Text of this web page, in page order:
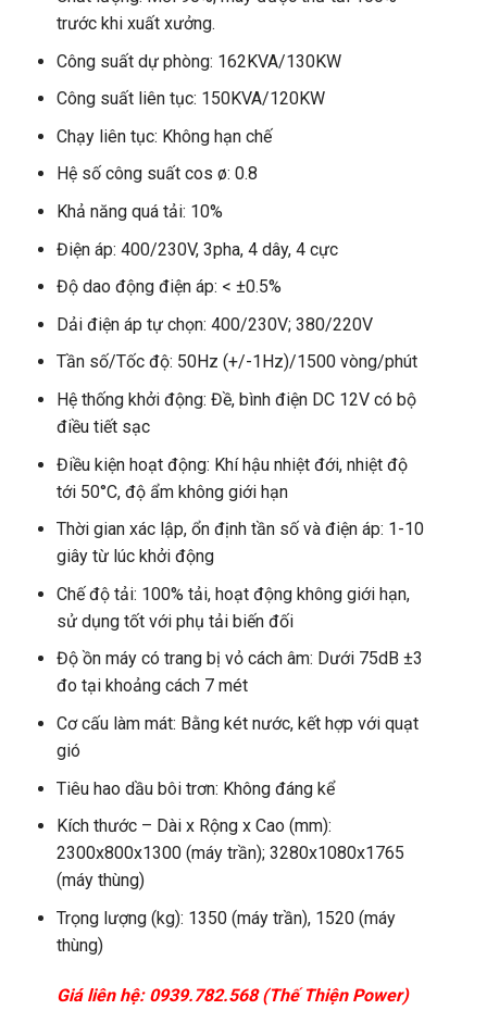
trước khi xuất xưởng.
Công suất dự phòng: 162KVA/130KW
Công suất liên tục: 150KVA/120KW
Chạy liên tục: Không hạn chế
Hệ số công suất cos ø: 0.8
Khả năng quá tải: 10%
Điện áp: 400/230V, 3pha, 4 dây, 4 cực
Độ dao động điện áp: < ±0.5%
Dải điện áp tự chọn: 400/230V; 380/220V
Tần số/Tốc độ: 50Hz (+/-1Hz)/1500 vòng/phút
Hệ thống khởi động: Đề, bình điện DC 12V có bộ
điều tiết sạc
Điều kiện hoạt động: Khí hậu nhiệt đới, nhiệt độ
tới 50°C, độ ẩm không giới hạn
Thời gian xác lập, ổn định tần số và điện áp: 1-10
giây từ lúc khởi động
Chế độ tải: 100% tải, hoạt động không giới hạn,
sử dụng tốt với phụ tải biến đối
Độ ồn máy có trang bị vỏ cách âm: Dưới 75dB ±3
đo tại khoảng cách 7 mét
Cơ cấu làm mát: Bằng két nước, kết hợp với quạt
gió
Tiêu hao dầu bôi trơn: Không đáng kể
Kích thước – Dài x Rộng x Cao (mm):
2300x800x1300 (máy trần); 3280x1080x1765
(máy thùng)
Trọng lượng (kg): 1350 (máy trần), 1520 (máy
thùng)
Giá liên hệ: 0939.782.568 (Thế Thiện Power)